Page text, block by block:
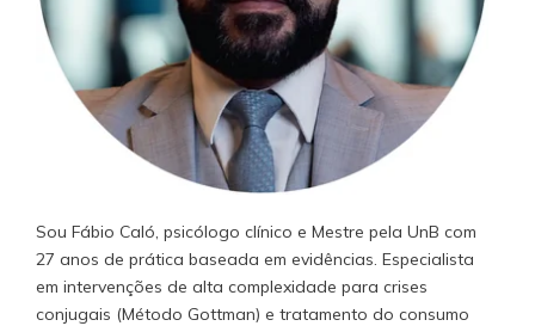
Sou Fábio Caló, psicólogo clínico e Mestre pela UnB com
27 anos de prática baseada em evidências. Especialista
em intervenções de alta complexidade para crises
conjugais (Método Gottman) e tratamento do consumo